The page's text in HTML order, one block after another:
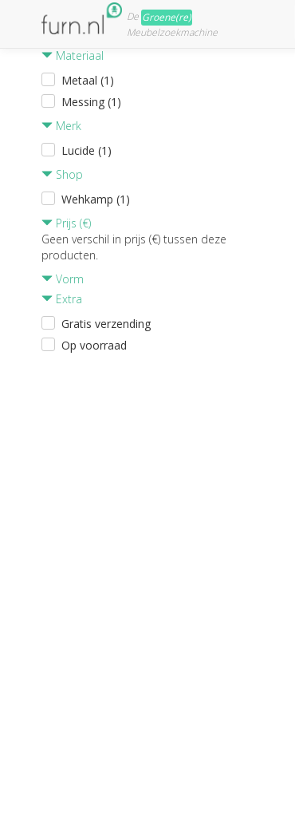
De Groene(re)
Meubelzoekmachine
Materiaal
Metaal (1)
Messing (1)
Merk
Lucide (1)
Shop
Wehkamp (1)
Prijs (€)
Geen verschil in prijs (€) tussen deze
producten.
Vorm
Extra
Gratis verzending
Op voorraad